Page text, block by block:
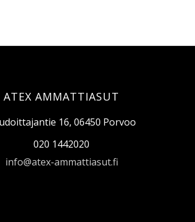
ATEX AMMATTIASUT
16, 06450 Porvoo
020 1442020
info@atex-ammattiasut.fi